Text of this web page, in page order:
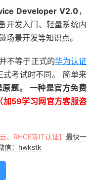
Developer V2.0，
开发入门、轻量系统内
场景开发等知识点。
不等于正式的华为认证
考试时不同。 简单来
题。 一种是官方免费
（加59学习网官方客服咨
、RHCE等IT认证】 最快一
信：hwkstk